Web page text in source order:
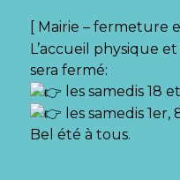
[ Mairie – fermeture
L’accueil physique
sera fermé:
les samedis 18
les samedis 1er,
Bel été à tous.